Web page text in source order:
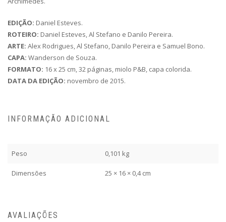
EDIÇÃO: Daniel Esteves.
ROTEIRO: Daniel Esteves, Al Stefano e Danilo Pereira.
ARTE: Alex Rodrigues, Al Stefano, Danilo Pereira e Samuel Bono.
CAPA: Wanderson de Souza.
FORMATO: 16 x 25 cm, 32 páginas, miolo P&B, capa colorida.
DATA DA EDIÇÃO: novembro de 2015.
INFORMAÇÃO ADICIONAL
Peso 0,101 kg
Dimensões 25 × 16 × 0,4 cm
AVALIAÇÕES